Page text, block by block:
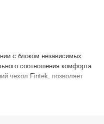
с блоком независимых
соотношения комфорта
чехол Fintek, позволяет